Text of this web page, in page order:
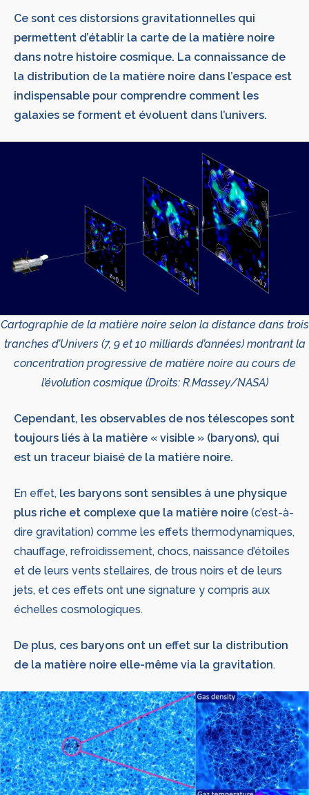
Ce sont ces distorsions gravitationnelles qui
permettent d’établir la carte de la matière noire
dans notre histoire cosmique. La connaissance de
la distribution de la matière noire dans l’espace est
indispensable pour comprendre comment les
galaxies se forment et évoluent dans l’univers.
Cartographie de la matière noire selon la distance dans trois
tranches d’Univers (7, 9 et 10 milliards d’années) montrant la
concentration progressive de matière noire au cours de
l’évolution cosmique (Droits: R.Massey/NASA)
Cependant, les observables de nos télescopes sont
toujours liés à la matière « visible » (baryons), qui
est un traceur biaisé de la matière noire.
En effet, les baryons sont sensibles à une physique
plus riche et complexe que la matière noire (c’est-à-
dire gravitation) comme les effets thermodynamiques,
chauffage, refroidissement, chocs, naissance d’étoiles
et de leurs vents stellaires, de trous noirs et de leurs
jets, et ces effets ont une signature y compris aux
échelles cosmologiques.
De plus, ces baryons ont un effet sur la distribution
de la matière noire elle-même via la gravitation.